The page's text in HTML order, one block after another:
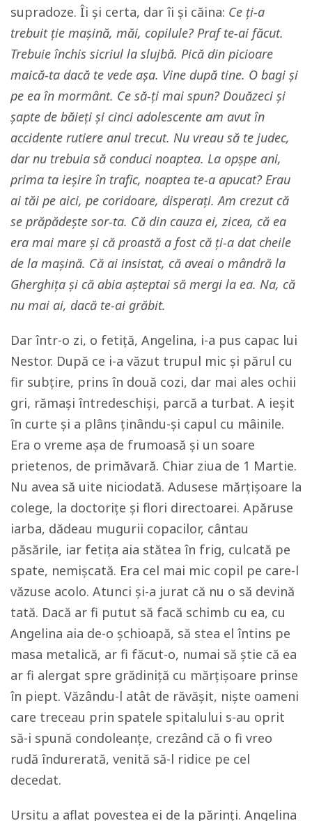
supradoze. Îi și certa, dar îi și căina: Ce ți-a
trebuit ție mașină, măi, copilule? Praf te-ai făcut.
Trebuie închis sicriul la slujbă. Pică din picioare
maică-ta dacă te vede așa. Vine după tine. O bagi și
pe ea în mormânt. Ce să-ți mai spun? Douăzeci și
șapte de băieți și cinci adolescente am avut în
accidente rutiere anul trecut. Nu vreau să te judec,
dar nu trebuia să conduci noaptea. La opșpe ani,
prima ta ieșire în trafic, noaptea te-a apucat? Erau
ai tăi pe aici, pe coridoare, disperați. Am crezut că
se prăpădește sor-ta. Că din cauza ei, zicea, că ea
era mai mare și că proastă a fost că ți-a dat cheile
de la mașină. Că ai insistat, că aveai o mândră la
Gherghița și că abia așteptai să mergi la ea. Na, că
nu mai ai, dacă te-ai grăbit.
Dar într-o zi, o fetiță, Angelina, i-a pus capac lui
Nestor. După ce i-a văzut trupul mic și părul cu
fir subțire, prins în două cozi, dar mai ales ochii
gri, rămași întredeschiși, parcă a turbat. A ieșit
în curte și a plâns ținându-și capul cu mâinile.
Era o vreme așa de frumoasă și un soare
prietenos, de primăvară. Chiar ziua de 1 Martie.
Nu avea să uite niciodată. Adusese mărțișoare la
colege, la doctorițe și flori directoarei. Apăruse
iarba, dădeau mugurii copacilor, cântau
păsările, iar fetița aia stătea în frig, culcată pe
spate, nemișcată. Era cel mai mic copil pe care-l
văzuse acolo. Atunci și-a jurat că nu o să devină
tată. Dacă ar fi putut să facă schimb cu ea, cu
Angelina aia de-o șchioapă, să stea el întins pe
masa metalică, ar fi făcut-o, numai să știe că ea
ar fi alergat spre grădiniță cu mărțișoare prinse
în piept. Văzându-l atât de răvășit, niște oameni
care treceau prin spatele spitalului s-au oprit
să-i spună condoleanțe, crezând că o fi vreo
rudă îndurerată, venită să-l ridice pe cel
decedat.
Ursitu a aflat povestea ei de la părinți. Angelina